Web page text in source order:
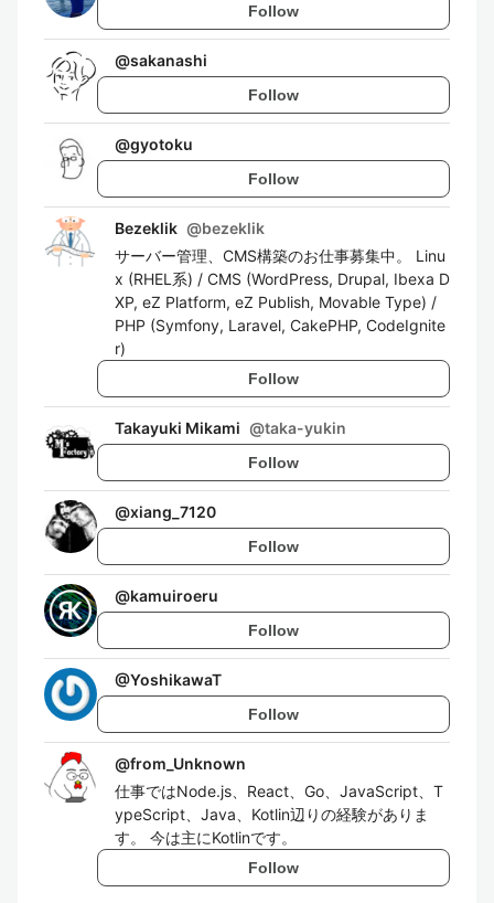
Follow
@sakanashi
Follow
@gyotoku
Follow
Bezeklik @bezeklik
サーバー管理、CMS構築のお仕事募集中。 Linu
x (RHEL系) / CMS (WordPress, Drupal, Ibexa D
XP, eZ Platform, eZ Publish, Movable Type) /
PHP (Symfony, Laravel, CakePHP, CodeIgnite
r)
Follow
Takayuki Mikami @taka-yukin
Follow
@xiang_7120
Follow
@kamuiroeru
Follow
@YoshikawaT
Follow
@from_Unknown
仕事ではNode.js、React、Go、JavaScript、T
ypeScript、Java、Kotlin辺りの経験がありま
す。 今は主にKotlinです。
Follow